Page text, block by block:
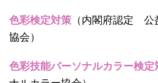
色彩検定対策 （内閣府認定
協会）
色彩技能パーソナルカラー検定